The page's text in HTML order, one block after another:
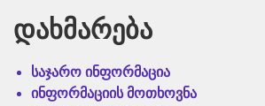
დახმარება
საჯარო ინფორმაცია
ინფორმაციის მოთხოვნა